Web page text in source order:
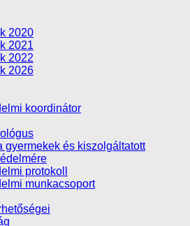
2020
2021
2022
2026
koordinátor
gyermekek és kiszolgáltatott
protokoll
munkacsoport